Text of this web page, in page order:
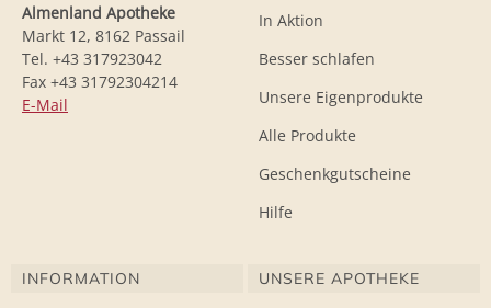
Almenland Apotheke
Markt 12, 8162 Passail
Tel. +43 317923042
Fax +43 31792304214
E-Mail
In Aktion
Besser schlafen
Unsere Eigenprodukte
Alle Produkte
Geschenkgutscheine
Hilfe
INFORMATION UNSERE APOTHEKE